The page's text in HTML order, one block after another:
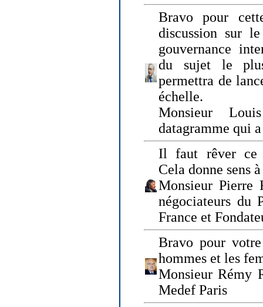
Bravo pour
discussion sur
gouvernance
du sujet le
permettra de
échelle.
Monsieur
datagramme qui
Il faut rêver ce
Cela donne sens
Monsieur Pierre
négociateurs du
France et
Bravo pour
hommes et les
Monsieur Rémy
Medef Paris